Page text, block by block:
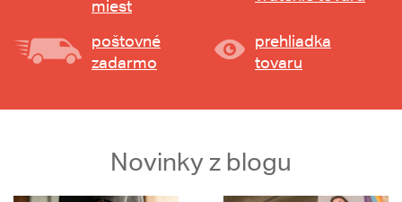
miest
poštovné
zadarmo
prehliadka
tovaru
Novinky z blogu